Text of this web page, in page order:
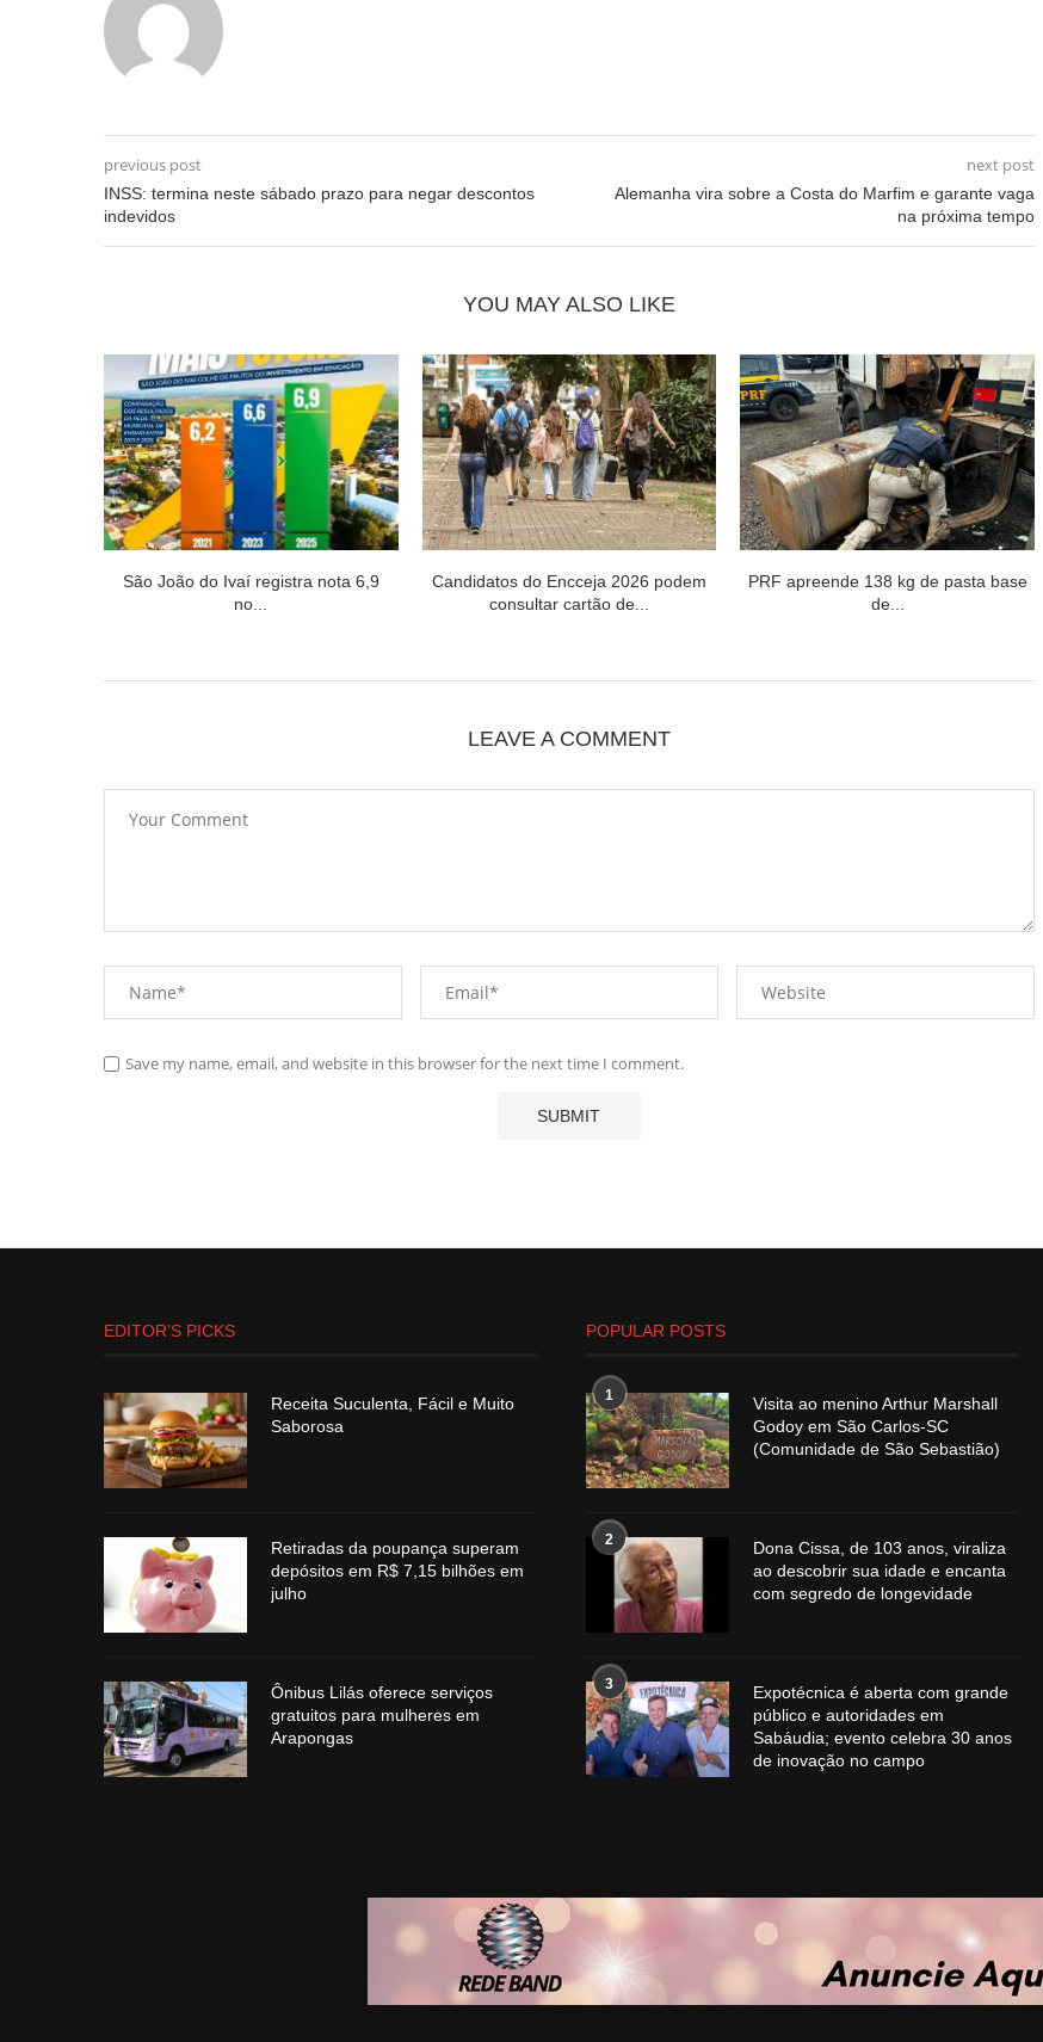
previous post
INSS: termina neste sábado prazo para negar descontos
indevidos
next post
Alemanha vira sobre a Costa do Marfim e garante vaga
na próxima tempo
YOU MAY ALSO LIKE
São João do Ivaí registra nota 6,9
no...
Candidatos do Encceja 2026 podem
consultar cartão de...
PRF apreende 138 kg de pasta base
de...
LEAVE A COMMENT
Save my name, email, and website in this browser for the next time I comment.
EDITOR’S PICKS
Receita Suculenta, Fácil e Muito
Saborosa
Retiradas da poupança superam
depósitos em R$ 7,15 bilhões em
julho
Ônibus Lilás oferece serviços
gratuitos para mulheres em
Arapongas
POPULAR POSTS
1
Visita ao menino Arthur Marshall
Godoy em São Carlos-SC
(Comunidade de São Sebastião)
2
Dona Cissa, de 103 anos, viraliza
ao descobrir sua idade e encanta
com segredo de longevidade
3
Expotécnica é aberta com grande
público e autoridades em
Sabáudia; evento celebra 30 anos
de inovação no campo